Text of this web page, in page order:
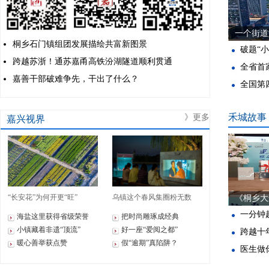
桐乡石门镇组团发展描绘共富新图景
跨越苏浙！通苏嘉甬高铁汾湖隧道顺利贯通
嘉善干部破难争先，干出了什么？
嘉兴视界 》更多
“长安花”为何开更“旺” 乌镇这个春风集圈粉无数
海盐这里获得省级荣誉
小镇藏着非遗“顶流”
暖心善举获点赞
把时尚雕琢成经典
好一座“爱阅之都”
假“逾期”真陷阱？
一个街
破题“
全省首
全国第
禾城故事
《桐乡
一分钟
跨越十
医生做